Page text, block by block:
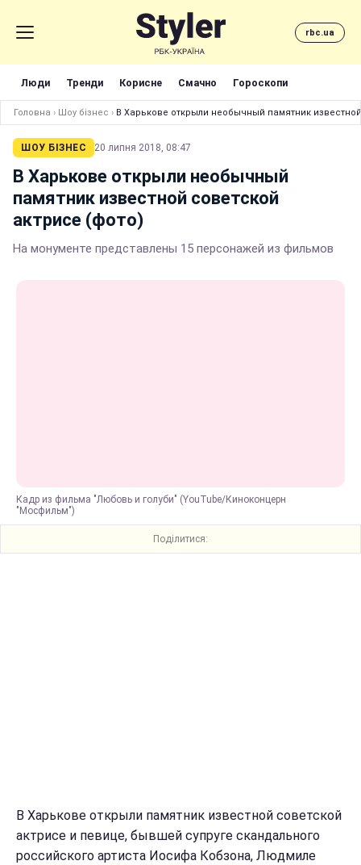
rbc.ua
Люди Тренди Корисне Смачно Гороскопи
Головна › Шоу бізнес › В Харькове открыли необычный памятник
ШОУ БІЗНЕС 20 липня 2018, 08:47
В Харькове открыли необычный
памятник известной советской
актрисе (фото)
На монументе представлены 15 персонажей из фильмов
Кадр из фильма "Любовь и голуби" (YouTube/Киноконцерн
"Мосфильм")
Поділитися:
В Харькове открыли памятник известной советской
актрисе и певице, бывшей супруге скандального
российского артиста Иосифа Кобзона, Людмиле